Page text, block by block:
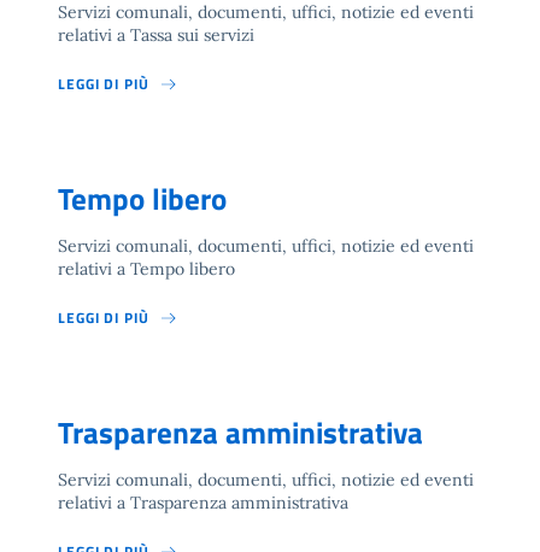
Servizi comunali, documenti, uffici, notizie ed eventi
relativi a Tassa sui servizi
LEGGI DI PIÙ
Tempo libero
Servizi comunali, documenti, uffici, notizie ed eventi
relativi a Tempo libero
LEGGI DI PIÙ
Trasparenza amministrativa
Servizi comunali, documenti, uffici, notizie ed eventi
relativi a Trasparenza amministrativa